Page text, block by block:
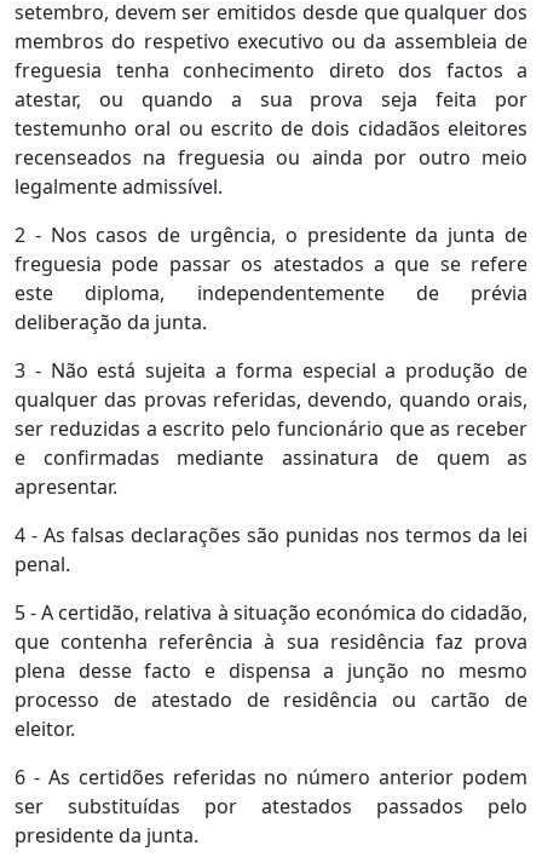
setembro, devem ser emitidos desde que qualquer dos
membros do respetivo executivo ou da assembleia de
freguesia tenha conhecimento direto dos factos a
atestar, ou quando a sua prova seja feita por
testemunho oral ou escrito de dois cidadãos eleitores
recenseados na freguesia ou ainda por outro meio
legalmente admissível.
2 - Nos casos de urgência, o presidente da junta de
freguesia pode passar os atestados a que se refere
este diploma, independentemente de prévia
deliberação da junta.
3 - Não está sujeita a forma especial a produção de
qualquer das provas referidas, devendo, quando orais,
ser reduzidas a escrito pelo funcionário que as receber
e confirmadas mediante assinatura de quem as
apresentar.
4 - As falsas declarações são punidas nos termos da lei
penal.
5 - A certidão, relativa à situação económica do cidadão,
que contenha referência à sua residência faz prova
plena desse facto e dispensa a junção no mesmo
processo de atestado de residência ou cartão de
eleitor.
6 - As certidões referidas no número anterior podem
ser substituídas por atestados passados pelo
presidente da junta.